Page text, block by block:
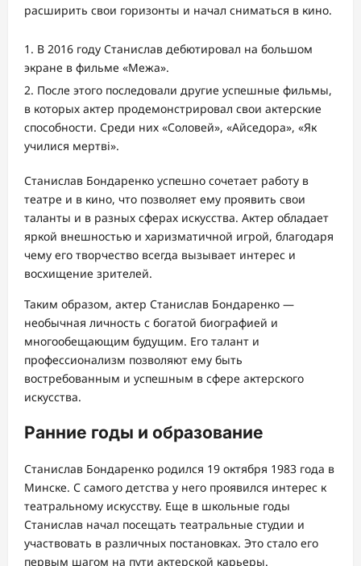
расширить свои горизонты и начал сниматься в кино.
В 2016 году Станислав дебютировал на большом
экране в фильме «Межа».
После этого последовали другие успешные фильмы,
в которых актер продемонстрировал свои актерские
способности. Среди них «Соловей», «Айседора», «Як
училися мертві».
Станислав Бондаренко успешно сочетает работу в
театре и в кино, что позволяет ему проявить свои
таланты и в разных сферах искусства. Актер обладает
яркой внешностью и харизматичной игрой, благодаря
чему его творчество всегда вызывает интерес и
восхищение зрителей.
Таким образом, актер Станислав Бондаренко —
необычная личность с богатой биографией и
многообещающим будущим. Его талант и
профессионализм позволяют ему быть
востребованным и успешным в сфере актерского
искусства.
Ранние годы и образование
Станислав Бондаренко родился 19 октября 1983 года в
Минске. С самого детства у него проявился интерес к
театральному искусству. Еще в школьные годы
Станислав начал посещать театральные студии и
участвовать в различных постановках. Это стало его
первым шагом на пути актерской карьеры.